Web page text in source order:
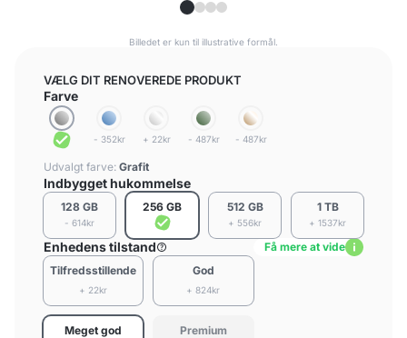
Billedet er kun til illustrative formål.
VÆLG DIT RENOVEREDE PRODUKT
Farve
- 352kr + 22kr - 487kr - 487kr
Udvalgt farve: Grafit
Indbygget hukommelse
128 GB
- 614kr
256 GB 512 GB
+ 556kr
1 TB
+ 1537kr
Enhedens tilstand
Få mere at vide
Tilfredsstillende
+ 22kr
God
+ 824kr
Meget god Premium